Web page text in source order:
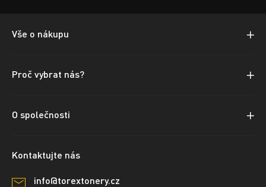
Vše o nákupu
Proč vybrat nás?
O společnosti
Kontaktujte nás
info@torextonery.cz